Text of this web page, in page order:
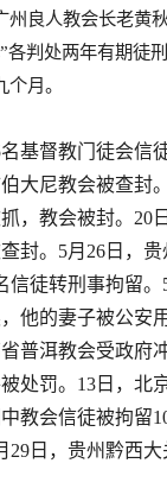
州良人教会长老黄
各判处两年有期徒
月。
名基督教门徒会信
大尼教会被查封。
，教会被封。 20
封。 5月 26 日，
信徒转刑事拘留。
他的妻子被公安
普洱教会受政府
处罚。 13 日，北
教会信徒被拘留
29 日，贵州黔西